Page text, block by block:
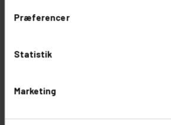
Præferencer
Statistik
Marketing